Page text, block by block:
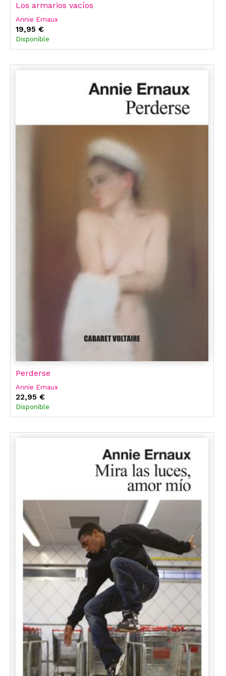
Los armarios vacíos
Annie Ernaux
19,95 €
Disponible
Perderse
Annie Ernaux
22,95 €
Disponible